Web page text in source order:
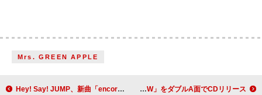
Mrs. GREEN APPLE
Hey! Say! JUMP、新曲「encore」MVは不思議な世界観 知念侑李が命名“リボルバーダンス”も披露 米津玄師、「Plazma」「BOW AND ARROW」をダブルA面でCDリリース